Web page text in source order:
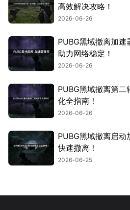
高效解决攻略！
2026-06-26
PUBG黑域撤离加
助力网络稳定！
2026-06-26
PUBG黑域撤离第
化全指南！
2026-06-26
PUBG黑域撤离启
快速撤离！
2026-06-25